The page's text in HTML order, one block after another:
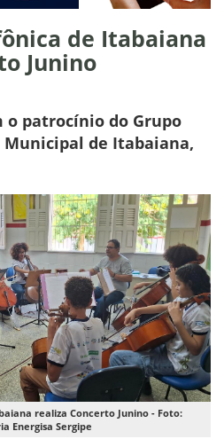
de Itabaiana
Junino
o patrocínio do Grupo
de Itabaiana,
realiza Concerto Junino - Foto:
Energisa Sergipe